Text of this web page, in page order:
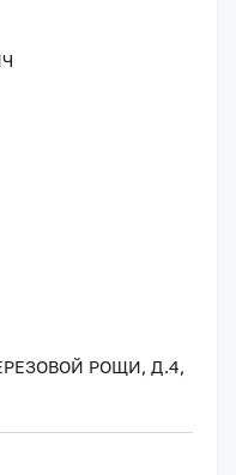
РОЩИ, Д.4,